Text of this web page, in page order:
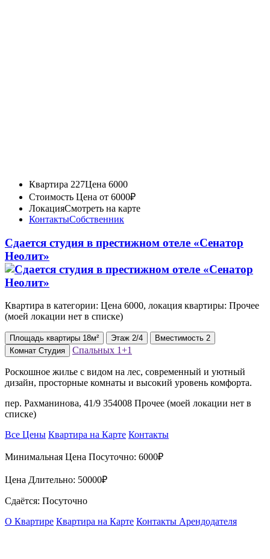
Квартира 227Цена 6000
Стоимость Цена от 6000₽
ЛокацияСмотреть на карте
КонтактыСобственник
Сдается студия в престижном отеле «Сенатор
Неолит»
Квартира в категории: Цена 6000, локация квартиры: Прочее
(моей локации нет в списке)
Площадь квартиры 18м² Этаж 2/4 Вместимость 2
Комнат Студия Спальных 1+1
Роскошное жилье с видом на лес, современный и уютный
дизайн, просторные комнаты и высокий уровень комфорта.
пер. Рахманинова, 41/9 354008 Прочее (моей локации нет в
списке)
Все Цены Квартира на Карте Контакты
Минимальная Цена Посуточно: 6000₽
Цена Длительно: 50000₽
Сдаётся: Посуточно
О Квартире Квартира на Карте Контакты Арендодателя